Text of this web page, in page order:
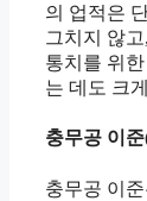
의 업적은
그치지 않
통치를 위
는 데도 크
충무공 이준
충무공 이